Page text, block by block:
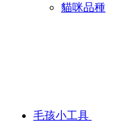
貓咪品種
毛孩小工具